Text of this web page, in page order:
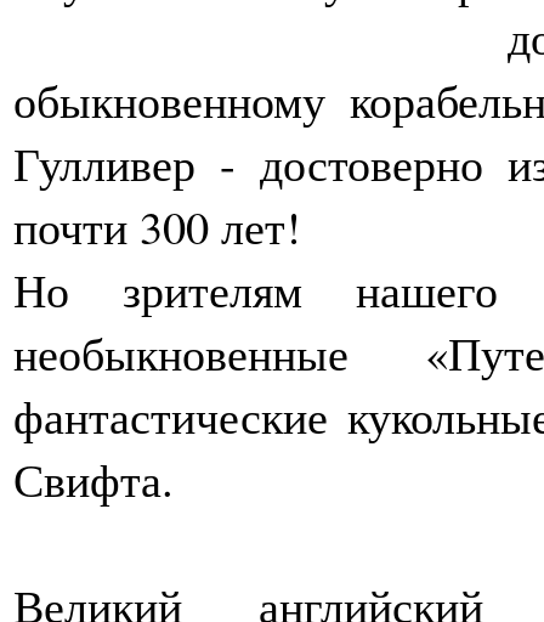
обыкновенному
Гулливер - достоверно
почти 300 лет!
Но зрителям нашего
необыкновенные
фантастические
Свифта.
Великий